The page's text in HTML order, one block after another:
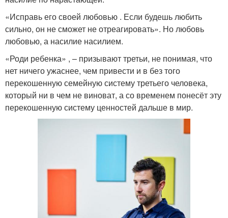
«Исправь его своей любовью . Если будешь любить
сильно, он не сможет не отреагировать». Но любовь
любовью, а насилие насилием.
«Роди ребенка» , – призывают третьи, не понимая, что
нет ничего ужаснее, чем привести и в без того
перекошенную семейную систему третьего человека,
который ни в чем не виноват, а со временем понесёт эту
перекошенную систему ценностей дальше в мир.